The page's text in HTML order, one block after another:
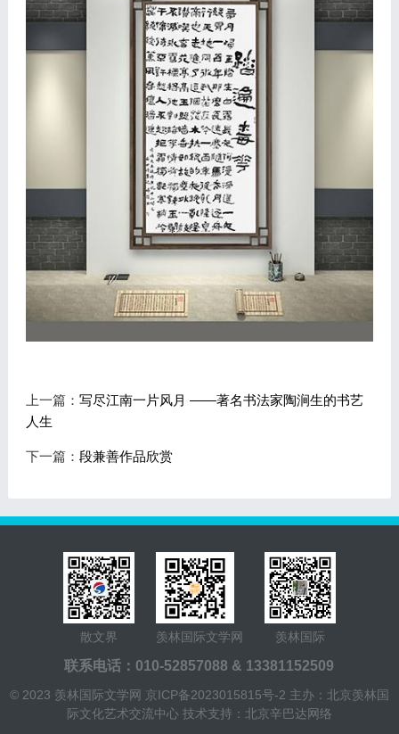
上一篇： 写尽江南一片风月 ——著名书法家陶涧生的书艺
人生
下一篇： 段兼善作品欣赏
散文界 羡林国际文学网 羡林国际
联系电话：010-52857088 & 13381152509
© 2023 羡林国际文学网 京ICP备2023015815号-2 主办：北京羡林国
际文化艺术交流中心 技术支持：北京辛巴达网络